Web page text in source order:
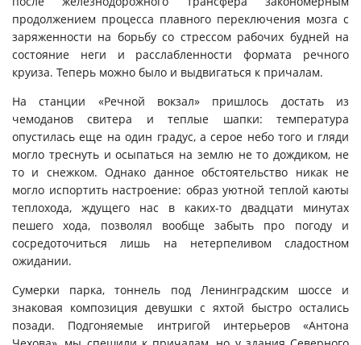
продолжением процесса плавного переключения мозга с
заряженности на борьбу со стрессом рабочих будней на
состояние неги и расслабленности формата речного
круиза. Теперь можно было и выдвигаться к причалам.
На станции «Речной вокзал» пришлось достать из
чемоданов свитера и теплые шапки: температура
опустилась еще на один градус, а серое небо того и гляди
могло треснуть и осыпаться на землю не то дождиком, не
то и снежком. Однако данное обстоятельство никак не
могло испортить настроение: образ уютной теплой каюты
теплохода, ждущего нас в каких-то двадцати минутах
пешего хода, позволял вообще забыть про погоду и
сосредоточиться лишь на нетерпеливом сладостном
ожидании.
Сумерки парка, тоннель под Ленинградским шоссе и
знаковая композиция девушки с яхтой быстро остались
позади. Подгоняемые интригой интерьеров «Антона